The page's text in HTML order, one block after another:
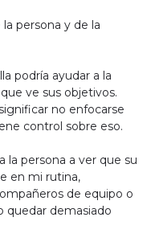
persona y de la
podría ayudar a la
ve sus objetivos.
no enfocarse
control sobre eso.
la persona a ver que su
en mi rutina,
de equipo o
quedar demasiado